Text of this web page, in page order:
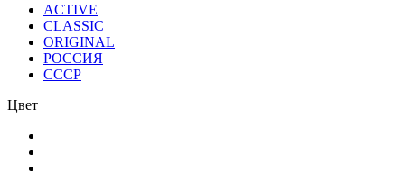
ACTIVE
CLASSIC
ORIGINAL
РОССИЯ
СССР
Цвет